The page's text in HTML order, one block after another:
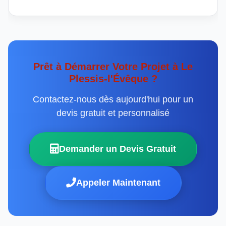
Prêt à Démarrer Votre Projet à Le
Plessis-l'Évêque ?
Contactez-nous dès aujourd'hui pour un
devis gratuit et personnalisé
Demander un Devis Gratuit
Appeler Maintenant